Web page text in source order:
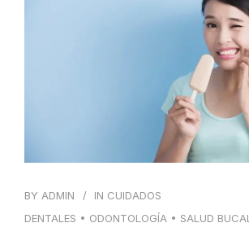
BY ADMIN IN CUIDADOS
DENTALES • ODONTOLOGÍA • SALUD BUCAL